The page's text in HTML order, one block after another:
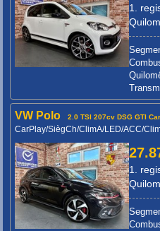
1.
VW Polo 2.0 TSI 207cv DSG GTI
CarPlay/SiègCh/ClimA/LED/ACC/
1.